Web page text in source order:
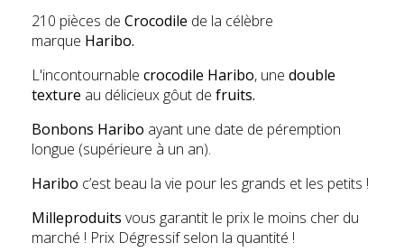
210 pièces de Crocodile de la célèbre
marque Haribo.
L'incontournable crocodile Haribo, une double
texture au délicieux gôut de fruits.
Bonbons Haribo ayant une date de péremption
longue (supérieure à un an).
Haribo c’est beau la vie pour les grands et les petits !
Milleproduits vous garantit le prix le moins cher du
marché ! Prix Dégressif selon la quantité !